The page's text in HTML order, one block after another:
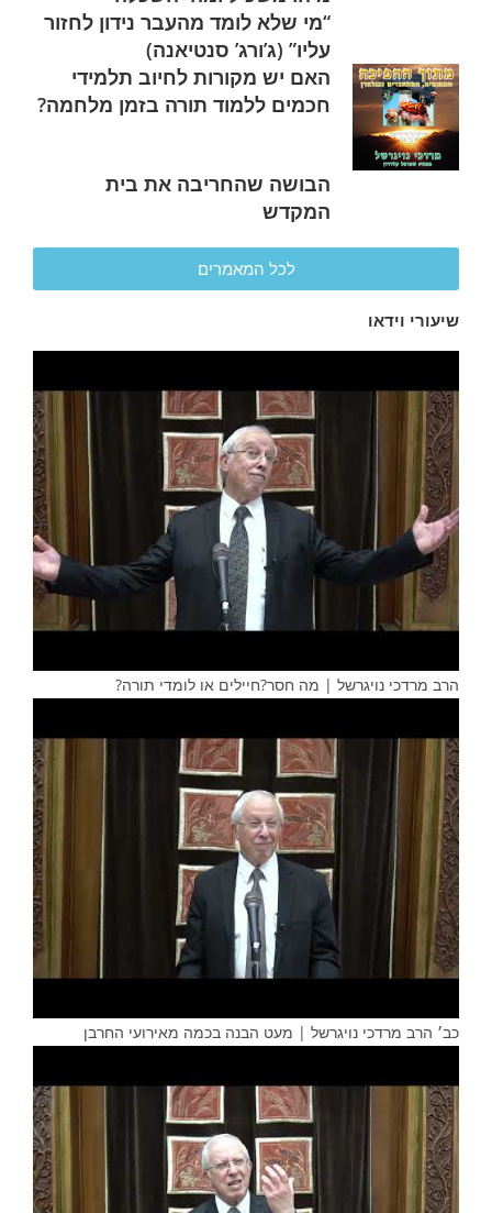
“מי שלא לומד מהעבר נידון לחזור
עליו” (ג’ורג’ סנטיאנה)
האם יש מקורות לחיוב תלמידי
חכמים ללמוד תורה בזמן מלחמה?
הבושה שהחריבה את בית
המקדש
לכל המאמרים
שיעורי וידאו
הרב מרדכי נויגרשל | מה חסר?חיילים או לומדי תורה?
כב׳ הרב מרדכי נויגרשל | מעט הבנה בכמה מאירועי החרבן